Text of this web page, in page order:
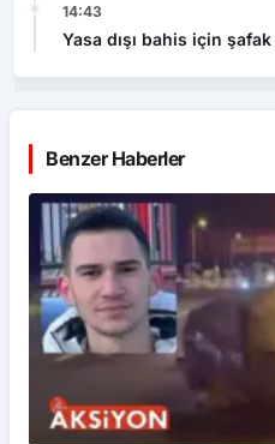
14:43
Yasa dışı bahis için
Benzer Haberler